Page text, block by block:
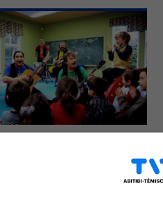
: Un groupe qui
petits et grands